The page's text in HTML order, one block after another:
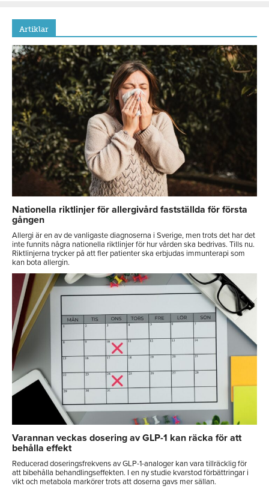
Artiklar
Nationella riktlinjer för allergivård fastställda för första
gången
Allergi är en av de vanligaste diagnoserna i Sverige, men trots det har det
inte funnits några nationella riktlinjer för hur vården ska bedrivas. Tills nu.
Riktlinjerna trycker på att fler patienter ska erbjudas immunterapi som
kan bota allergin.
Varannan veckas dosering av GLP-1 kan räcka för att
behålla effekt
Reducerad doseringsfrekvens av GLP-1-analoger kan vara tillräcklig för
att bibehålla behandlingseffekten. I en ny studie kvarstod förbättringar i
vikt och metabola markörer trots att doserna gavs mer sällan.